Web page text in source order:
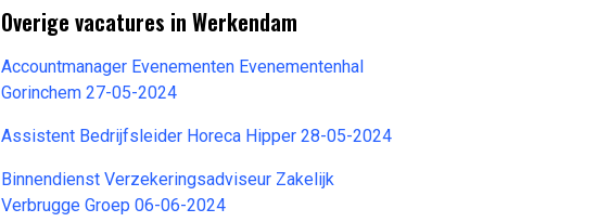
Overige vacatures in Werkendam
Accountmanager Evenementen Evenementenhal
Gorinchem 27-05-2024
Assistent Bedrijfsleider Horeca Hipper 28-05-2024
Binnendienst Verzekeringsadviseur Zakelijk
Verbrugge Groep 06-06-2024